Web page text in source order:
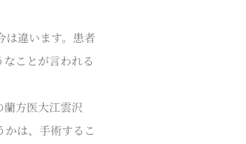
違います。患者
ことが言われる
方医大江雲沢
は、手術するこ